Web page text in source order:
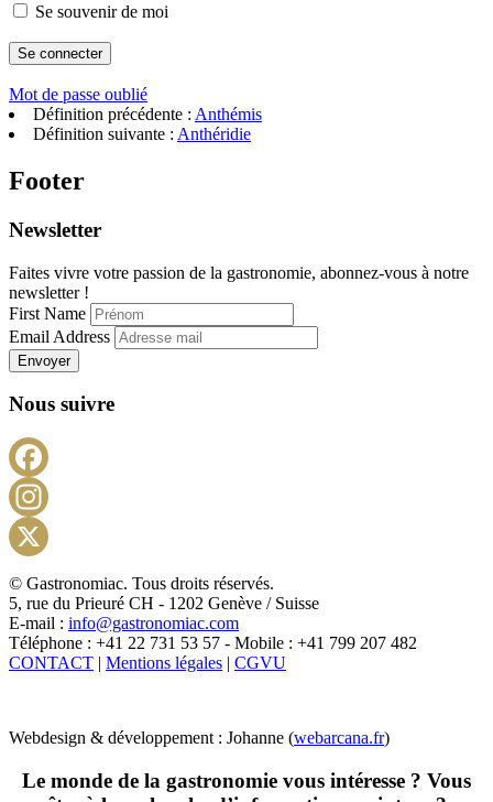
Se souvenir de moi
Mot de passe oublié
Définition précédente : Anthémis
Définition suivante : Anthéridie
Footer
Newsletter
Faites vivre votre passion de la gastronomie, abonnez-vous à notre
newsletter !
First Name
Email Address
Envoyer
Nous suivre
X
© Gastronomiac. Tous droits réservés.
5, rue du Prieuré CH - 1202 Genève / Suisse
E-mail : info@gastronomiac.com
Téléphone : +41 22 731 53 57 - Mobile : +41 799 207 482
CONTACT | Mentions légales | CGVU
Webdesign & développement : Johanne (webarcana.fr)
Le monde de la gastronomie vous intéresse ? Vous